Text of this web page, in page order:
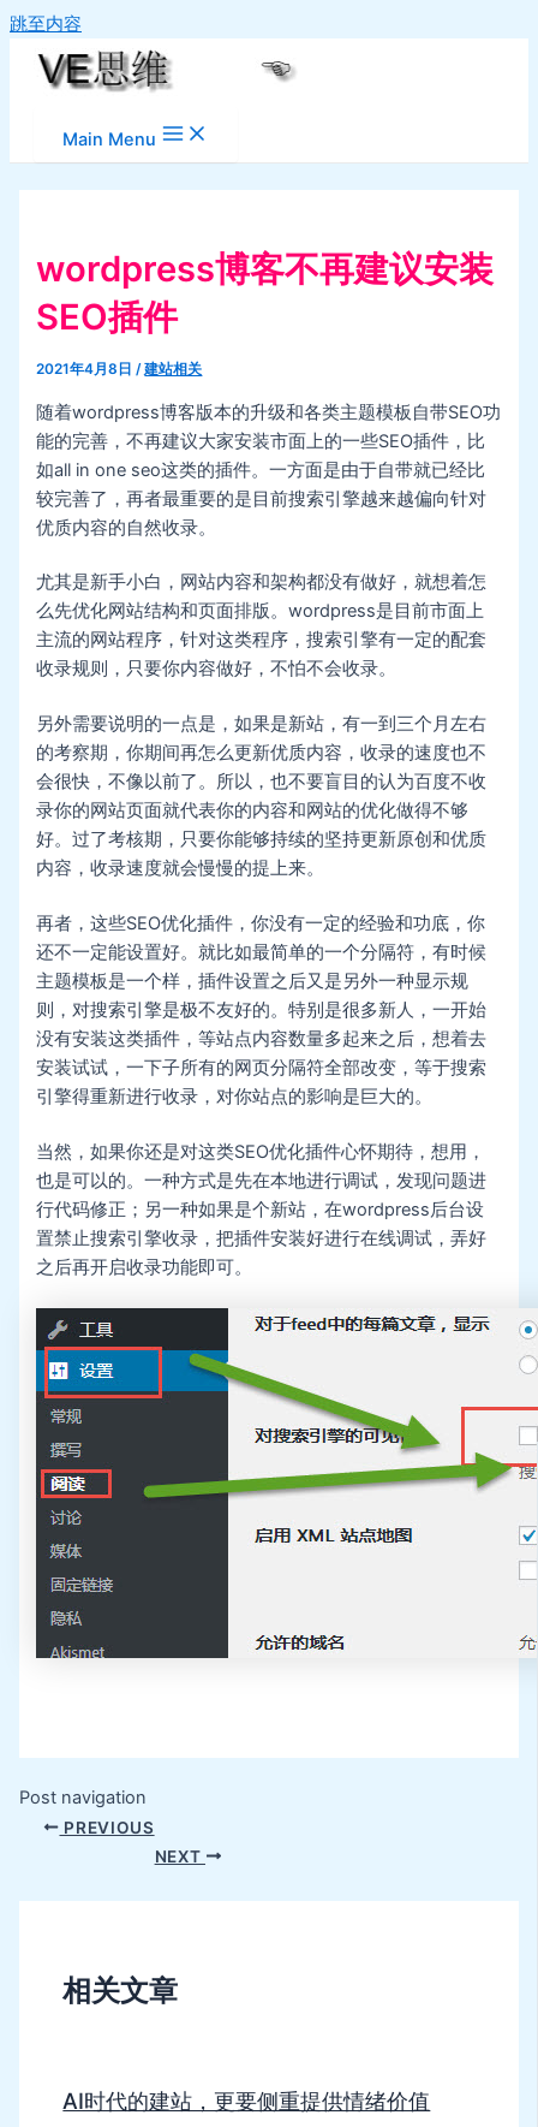
跳至内容
Main Menu
wordpress博客不再建议安装
SEO插件
2021年4月8日/建站相关
随着wordpress博客版本的升级和各类主题模板自带SEO功
能的完善，不再建议大家安装市面上的一些SEO插件，比
如all in one seo这类的插件。一方面是由于自带就已经比
较完善了，再者最重要的是目前搜索引擎越来越偏向针对
优质内容的自然收录。
尤其是新手小白，网站内容和架构都没有做好，就想着怎
么先优化网站结构和页面排版。wordpress是目前市面上
主流的网站程序，针对这类程序，搜索引擎有一定的配套
收录规则，只要你内容做好，不怕不会收录。
另外需要说明的一点是，如果是新站，有一到三个月左右
的考察期，你期间再怎么更新优质内容，收录的速度也不
会很快，不像以前了。所以，也不要盲目的认为百度不收
录你的网站页面就代表你的内容和网站的优化做得不够
好。过了考核期，只要你能够持续的坚持更新原创和优质
内容，收录速度就会慢慢的提上来。
再者，这些SEO优化插件，你没有一定的经验和功底，你
还不一定能设置好。就比如最简单的一个分隔符，有时候
主题模板是一个样，插件设置之后又是另外一种显示规
则，对搜索引擎是极不友好的。特别是很多新人，一开始
没有安装这类插件，等站点内容数量多起来之后，想着去
安装试试，一下子所有的网页分隔符全部改变，等于搜索
引擎得重新进行收录，对你站点的影响是巨大的。
当然，如果你还是对这类SEO优化插件心怀期待，想用，
也是可以的。一种方式是先在本地进行调试，发现问题进
行代码修正；另一种如果是个新站，在wordpress后台设
置禁止搜索引擎收录，把插件安装好进行在线调试，弄好
之后再开启收录功能即可。
Post navigation
PREVIOUS
NEXT
相关文章
AI时代的建站，更要侧重提供情绪价值